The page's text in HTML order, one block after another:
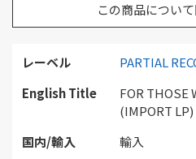
レーベル
PARTIAL
English Title
FOR THOSE
(IMPORT LP)
国内/輸入
輸入
この商品につい